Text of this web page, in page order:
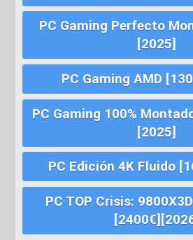
PC Gaming Perfecto
[2025]
PC Gaming AMD
PC Gaming 100%
[2025]
PC Edición 4K Fluido
PC TOP Crisis: